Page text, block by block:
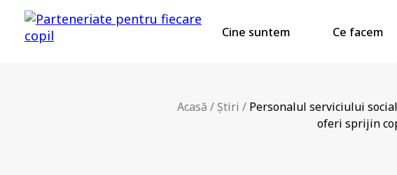
Cine suntem Ce facem
Acasă / Știri / Personalul serviciului
oferi sprijin